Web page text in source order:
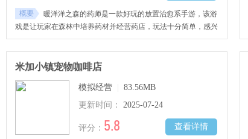
概要
暖洋洋之森的药师是一款好玩的放置治愈系手游，该游
戏是让玩家在森林中培养药材并经营药店，玩法十分简单，感兴
趣的玩家快去下载吧！
米加小镇宠物咖啡店
模拟经营
83.56MB
更新时间：
2025-07-24
查看详情
评分： 5.8